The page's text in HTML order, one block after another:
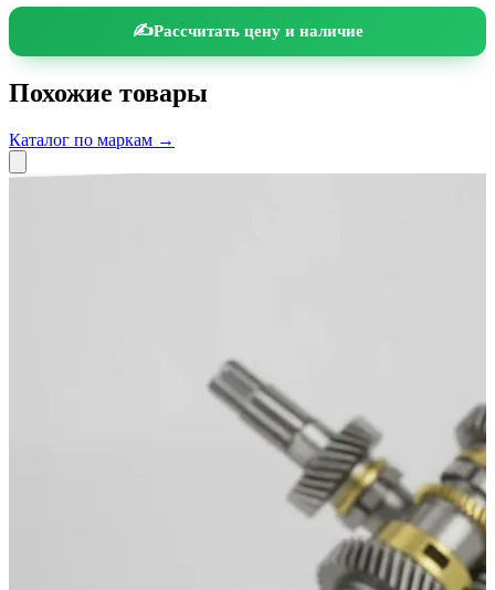
Рассчитать цену и наличие
Похожие товары
Каталог по маркам →